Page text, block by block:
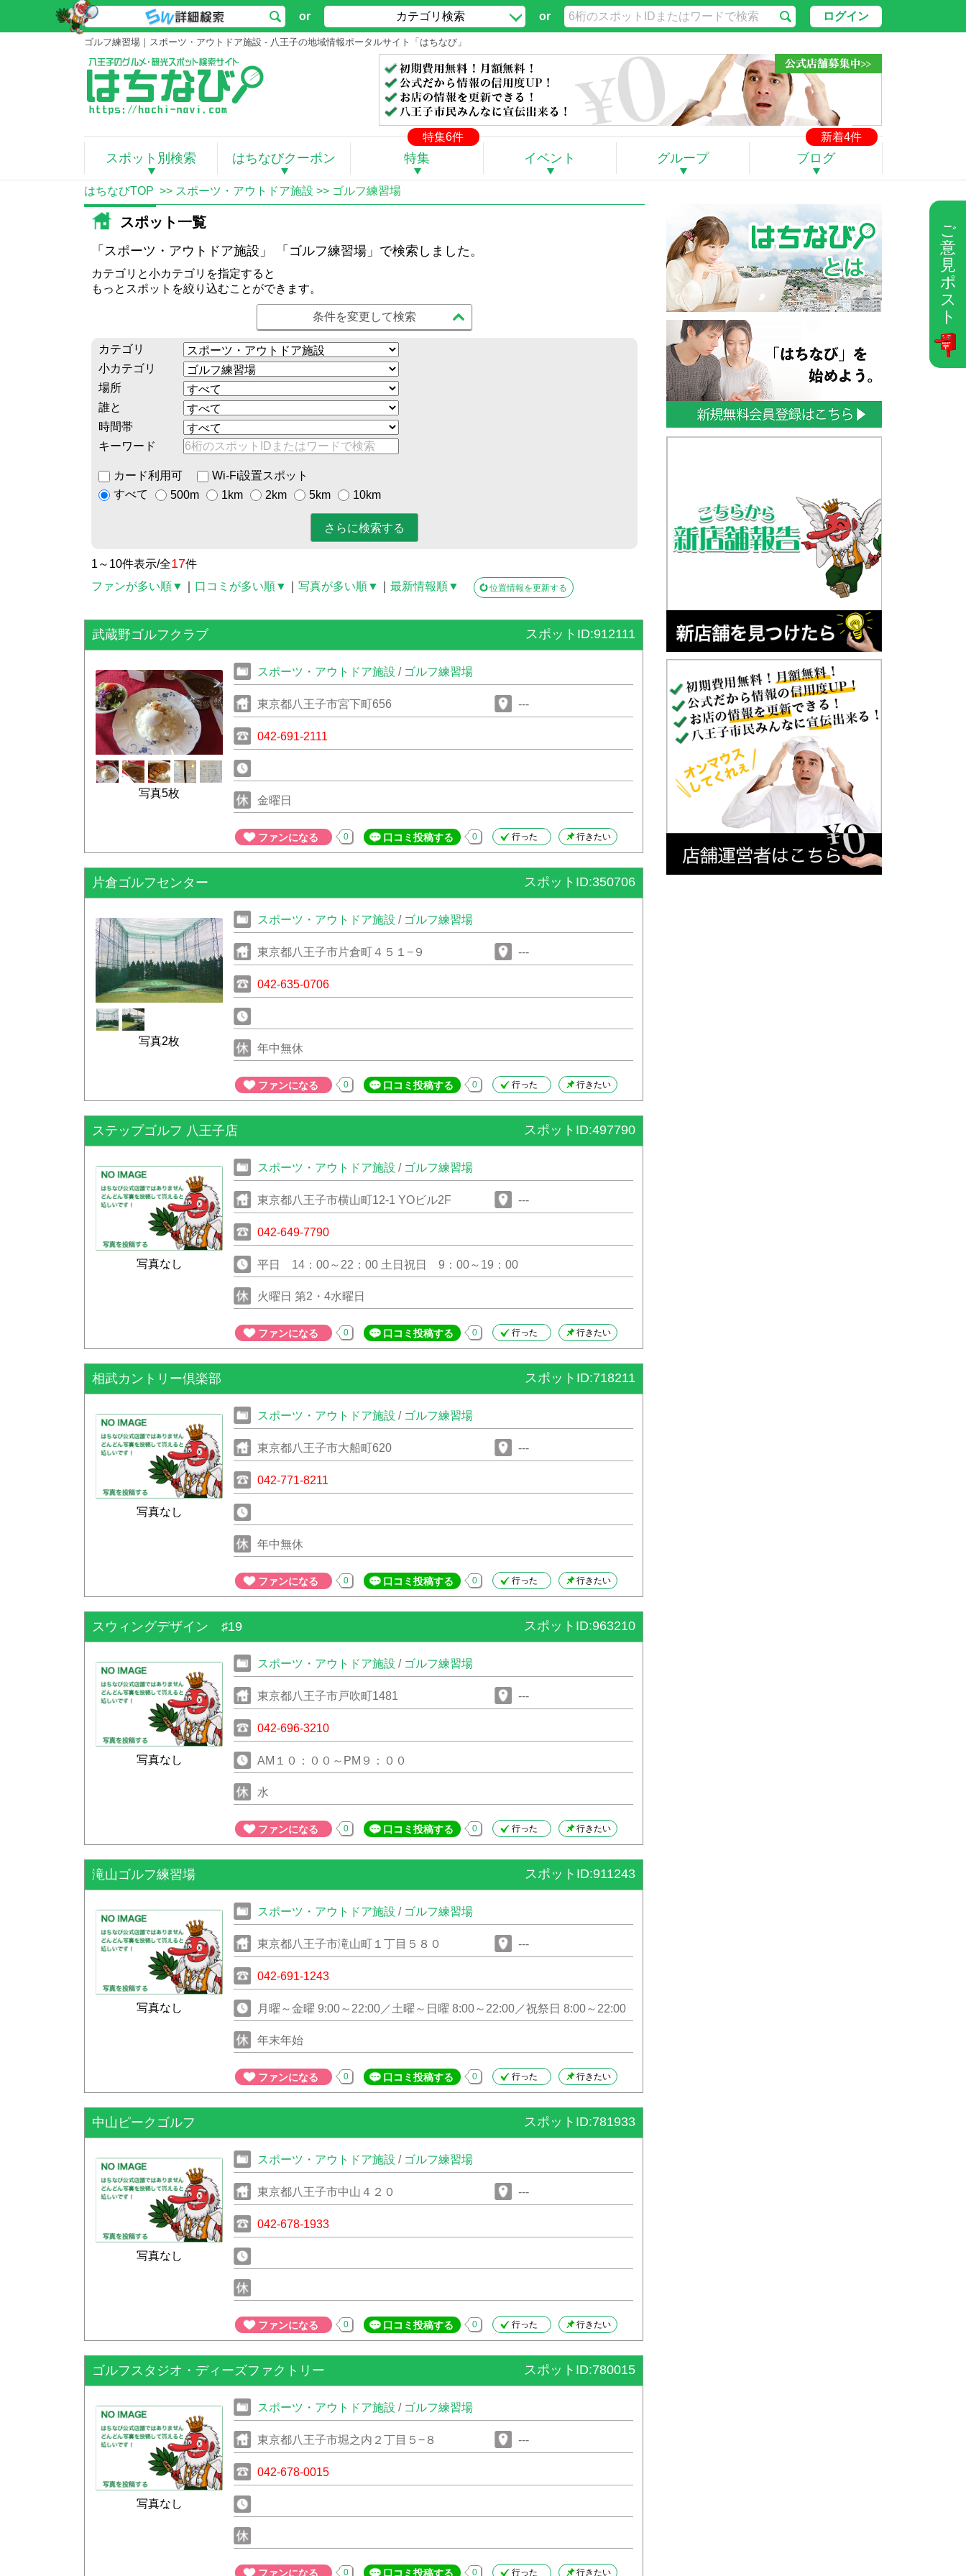
ご
意
見
ポ
ス
ト
or カテゴリ検索 or ログイン
ゴルフ練習場｜スポーツ・アウトドア施設 - 八王子の地域情報ポータルサイト「はちなび」
特集6件 新着4件
スポット別検索 はちなびクーポン 特集 イベント グループ ブログ
はちなびTOP >> スポーツ・アウトドア施設 >> ゴルフ練習場
スポット一覧
「スポーツ・アウトドア施設」 「ゴルフ練習場」で検索しました。
カテゴリと小カテゴリを指定すると
もっとスポットを絞り込むことができます。
条件を変更して検索
カテゴリ
小カテゴリ
場所
誰と
時間帯
キーワード
カード利用可
Wi-Fi設置スポット
すべて
500m 1km 2km 5km 10km
1～10件表示/全17件
ファンが多い順▼
口コミが多い順▼ 写真が多い順▼ 最新情報順▼ 位置情報を更新する
武蔵野ゴルフクラブ スポットID:912111
写真5枚
スポーツ・アウトドア施設 / ゴルフ練習場
東京都八王子市宮下町656 ---
042-691-2111
金曜日
ファンになる 0 口コミ投稿する 0 行った 行きたい
片倉ゴルフセンター スポットID:350706
写真2枚
スポーツ・アウトドア施設 / ゴルフ練習場
東京都八王子市片倉町４５１−９ ---
042-635-0706
年中無休
ファンになる 0 口コミ投稿する 0 行った 行きたい
ステップゴルフ 八王子店 スポットID:497790
写真なし
スポーツ・アウトドア施設 / ゴルフ練習場
東京都八王子市横山町12-1 YOビル2F ---
042-649-7790
平日 14：00～22：00 土日祝日 9：00～19：00
火曜日 第2・4水曜日
ファンになる 0 口コミ投稿する 0 行った 行きたい
相武カントリー倶楽部 スポットID:718211
写真なし
スポーツ・アウトドア施設 / ゴルフ練習場
東京都八王子市大船町620 ---
042-771-8211
年中無休
ファンになる 0 口コミ投稿する 0 行った 行きたい
スウィングデザイン ♯19 スポットID:963210
写真なし
スポーツ・アウトドア施設 / ゴルフ練習場
東京都八王子市戸吹町1481 ---
042-696-3210
AM１０：００～PM９：００
水
ファンになる 0 口コミ投稿する 0 行った 行きたい
滝山ゴルフ練習場 スポットID:911243
写真なし
スポーツ・アウトドア施設 / ゴルフ練習場
東京都八王子市滝山町１丁目５８０ ---
042-691-1243
月曜～金曜 9:00～22:00／土曜～日曜 8:00～22:00／祝祭日 8:00～22:00
年末年始
ファンになる 0 口コミ投稿する 0 行った 行きたい
中山ピークゴルフ スポットID:781933
写真なし
スポーツ・アウトドア施設 / ゴルフ練習場
東京都八王子市中山４２０ ---
042-678-1933
ファンになる 0 口コミ投稿する 0 行った 行きたい
ゴルフスタジオ・ディーズファクトリー スポットID:780015
写真なし
スポーツ・アウトドア施設 / ゴルフ練習場
東京都八王子市堀之内２丁目５−８ ---
042-678-0015
ファンになる 0 口コミ投稿する 0 行った 行きたい